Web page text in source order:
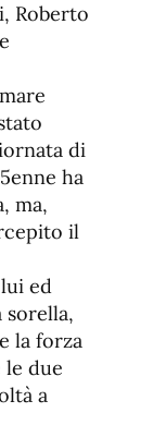
Roberto
di
ha
ma,
il
ed
sorella,
la forza
le due
a